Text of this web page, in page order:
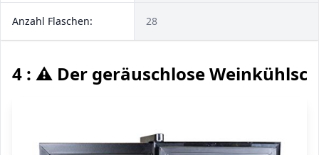
Anzahl Flaschen: 28
4 : ⚠️ Der geräuschlose